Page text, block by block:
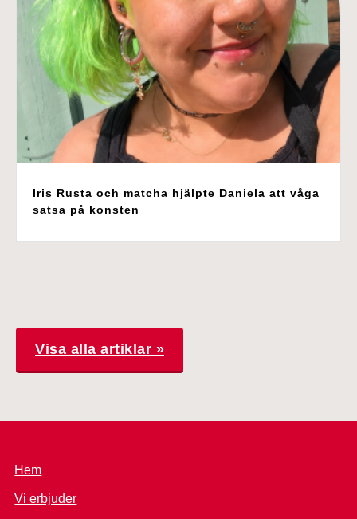
Iris Rusta och matcha hjälpte Daniela att våga
satsa på konsten
Visa alla artiklar »
Hem
Vi erbjuder